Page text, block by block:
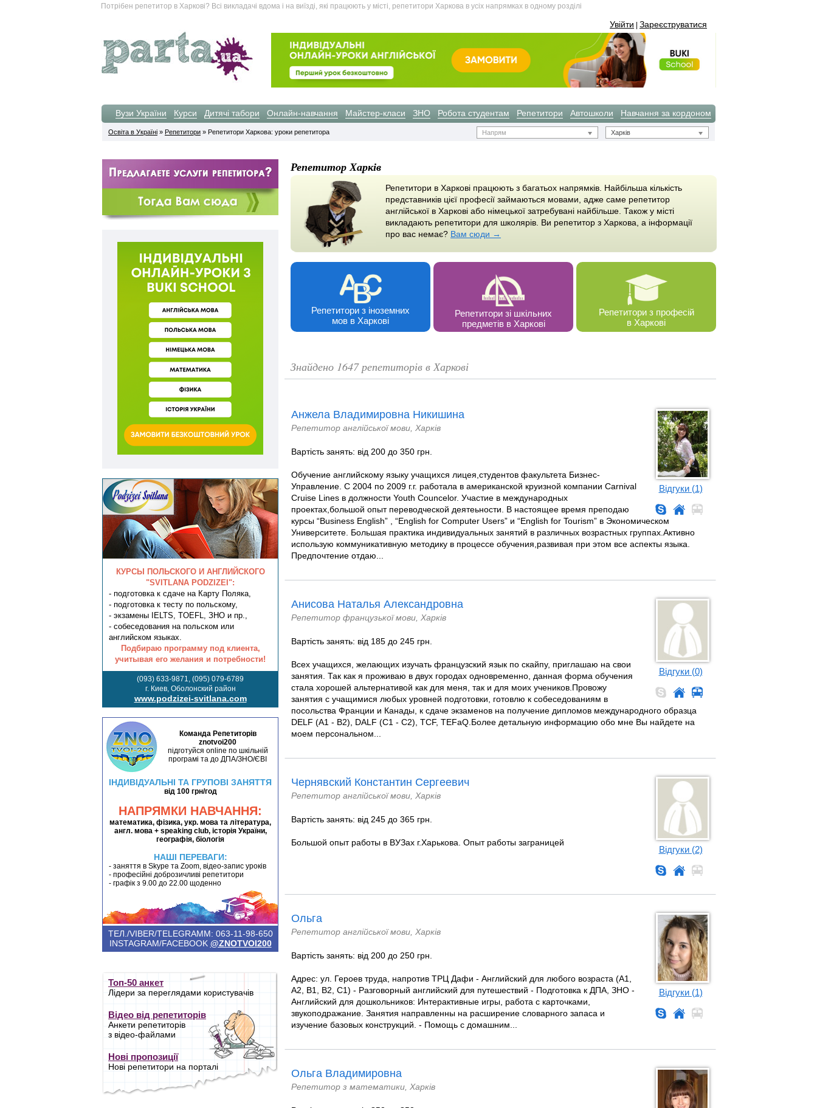
Потрібен репетитор в Харкові? Всі викладачі вдома і на виїзді, які працюють у місті, репетитори Харкова в усіх напрямках в одному розділі
Увійти Зареєструватися
Вузи України Курси Дитячі табори Онлайн-навчання Майстер-класи ЗНО Робота студентам Репетитори Автошколи Навчання за кордоном
Освіта в Україні » Репетитори » Репетитори Харкова: уроки репетитора Напрям Харків
Репетитор Харків
Репетитори в Харкові працюють з багатьох напрямків. Найбільша кількість
представників цієї професії займаються мовами, адже саме репетитор
англійської в Харкові або німецької затребувані найбільше. Також у місті
викладають репетитори для школярів. Ви репетитор з Харкова, а інформації
про вас немає? Вам сюди →
Репетитори з іноземних
мов в Харкові
Репетитори зі шкільних
предметів в Харкові
Репетитори з професій
в Харкові
Знайдено 1647 репетиторів в Харкові
Відгуки (1)
Анжела Владимировна Никишина
Репетитор англійської мови, Харків
Вартість занять: від 200 до 350 грн.
Обучение английскому языку учащихся лицея,студентов факультета Бизнес-
Управление. С 2004 по 2009 г.г. работала в американской круизной компании Carnival
Cruise Lines в должности Youth Сouncelor. Участие в международных
проектах,большой опыт переводческой деятеьности. В настоящее время преподаю
курсы “Business English” , “English for Computer Users” и “English for Tourism” в Экономическом
Университете. Большая практика индивидуальных занятий в различных возрастных группах.Активно
использую коммуникативную методику в процессе обучения,развивая при этом все аспекты языка.
Предпочтение отдаю...
Відгуки (0)
Анисова Наталья Александровна
Репетитор французької мови, Харків
Вартість занять: від 185 до 245 грн.
Всех учащихся, желающих изучать французский язык по скайпу, приглашаю на свои
занятия. Так как я проживаю в двух городах одновременно, данная форма обучения
стала хорошей альтернативой как для меня, так и для моих учеников.Провожу
занятия с учащимися любых уровней подготовки, готовлю к собеседованиям в
посольства Франции и Канады, к сдаче экзаменов на получение дипломов международного образца
DELF (A1 - B2), DALF (C1 - C2), TCF, TEFaQ.Более детальную информацию обо мне Вы найдете на
моем персональном...
Відгуки (2)
Чернявский Константин Сергеевич
Репетитор англійської мови, Харків
Вартість занять: від 245 до 365 грн.
Большой опыт работы в ВУЗах г.Харькова. Опыт работы заграницей
Відгуки (1)
Ольга
Репетитор англійської мови, Харків
Вартість занять: від 200 до 250 грн.
Адрес: ул. Героев труда, напротив ТРЦ Дафи - Английский для любого возраста (А1,
А2, В1, В2, С1) - Разговорный английский для путешествий - Подготовка к ДПА, ЗНО -
Английский для дошкольников: Интерактивные игры, работа с карточками,
звукоподражание. Занятия направленны на расширение словарного запаса и
изучение базовых конструкций. - Помощь с домашним...
Ольга Владимировна
Репетитор з математики, Харків
КУРСЫ ПОЛЬСКОГО И АНГЛИЙСКОГО
"SVITLANA PODZIZEI":
- подготовка к сдаче на Карту Поляка,
- подготовка к тесту по польскому,
- экзамены IELTS, TOEFL, ЗНО и пр.,
- собеседования на польском или
английском языках.
Подбираю программу под клиента,
учитывая его желания и потребности!
(093) 633-9871, (095) 079-6789
г. Киев, Оболонский район
www.podzizei-svitlana.com
Команда Репетиторів
znotvoi200
підготуйся online по шкільній
програмі та до ДПА/ЗНО/ЄВІ
ІНДИВІДУАЛЬНІ ТА ГРУПОВІ ЗАНЯТТЯ
від 100 грн/год
НАПРЯМКИ НАВЧАННЯ:
математика, фізика, укр. мова та література,
англ. мова + speaking club, історія України,
географія, біологія
НАШІ ПЕРЕВАГИ:
- заняття в Skype та Zoom, відео-запис уроків
- професійні доброзичливі репетитори
- графік з 9.00 до 22.00 щоденно
ТЕЛ./VIBER/TELEGRAMM: 063-11-98-650
INSTAGRAM/FACEBOOK @ZNOTVOI200
Топ-50 анкет
Лідери за переглядами користувачів
Відео від репетиторів
Анкети репетиторів
з відео-файлами
Нові пропозиції
Нові репетитори на порталі